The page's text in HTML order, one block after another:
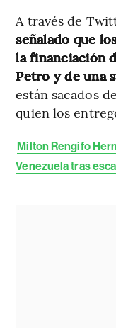
A través de
señalado que
la financiación
Petro y de una
están sacados
quien los
Milton Rengifo
Venezuela tras